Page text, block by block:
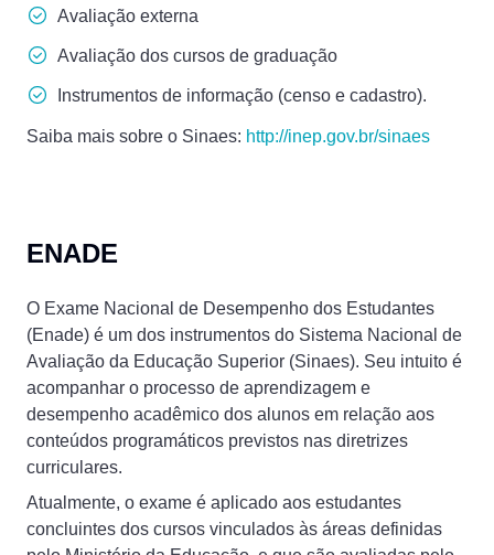
Avaliação externa
Avaliação dos cursos de graduação
Instrumentos de informação (censo e cadastro).
Saiba mais sobre o Sinaes: http://inep.gov.br/sinaes
ENADE
O Exame Nacional de Desempenho dos Estudantes
(Enade) é um dos instrumentos do Sistema Nacional de
Avaliação da Educação Superior (Sinaes). Seu intuito é
acompanhar o processo de aprendizagem e
desempenho acadêmico dos alunos em relação aos
conteúdos programáticos previstos nas diretrizes
curriculares.
Atualmente, o exame é aplicado aos estudantes
concluintes dos cursos vinculados às áreas definidas